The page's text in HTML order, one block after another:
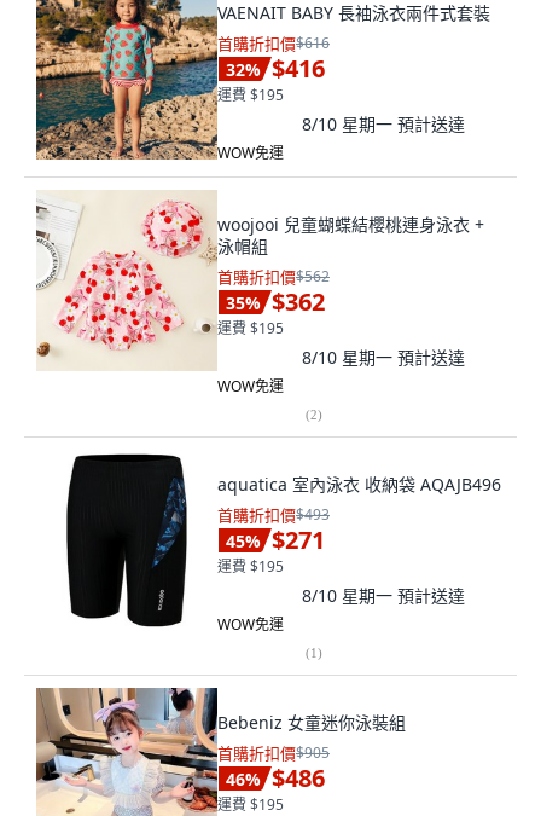
VAENAIT BABY 長袖泳衣兩件式套裝
首購折扣價$616
32% $416
運費 $195
8/10 星期一 預計送達
WOW免運
woojooi 兒童蝴蝶結櫻桃連身泳衣 +
泳帽組
首購折扣價$562
35% $362
運費 $195
8/10 星期一 預計送達
WOW免運
(2)
aquatica 室內泳衣 收納袋 AQAJB496
首購折扣價$493
45% $271
運費 $195
8/10 星期一 預計送達
WOW免運
(1)
Bebeniz 女童迷你泳裝組
首購折扣價$905
46% $486
運費 $195